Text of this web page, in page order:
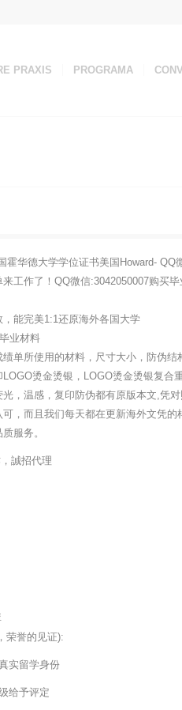
PRAXIS PROGRAMA
华德大学学位证书美国Howard- QQ
工作了！QQ微信:3042050007购买
能完美1:1还原海外各国大学
业材料
单所使用的材料，尺寸大小，防伪结
烫金烫银，LOGO烫金烫银复合重
，温感，复印防伪都有原版本文,凭对
，而且我们每天都在更新海外文凭的
服务。
誠招代理
荣誉的见证):
实留学身份
给予评定